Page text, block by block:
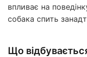
впливає на
собака спить
Що